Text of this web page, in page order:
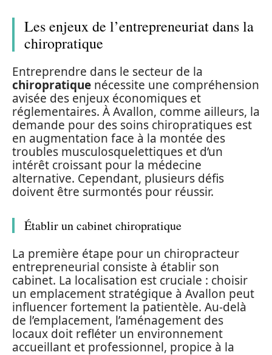
Les enjeux de l’entrepreneuriat dans la
chiropratique
Entreprendre dans le secteur de la
chiropratique nécessite une compréhension
avisée des enjeux économiques et
réglementaires. À Avallon, comme ailleurs, la
demande pour des soins chiropratiques est
en augmentation face à la montée des
troubles musculosquelettiques et d’un
intérêt croissant pour la médecine
alternative. Cependant, plusieurs défis
doivent être surmontés pour réussir.
Établir un cabinet chiropratique
La première étape pour un chiropracteur
entrepreneurial consiste à établir son
cabinet. La localisation est cruciale : choisir
un emplacement stratégique à Avallon peut
influencer fortement la patientèle. Au-delà
de l’emplacement, l’aménagement des
locaux doit refléter un environnement
accueillant et professionnel, propice à la